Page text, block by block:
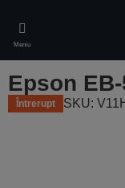
main
content
Meniu
Epson
Întrerupt SKU: